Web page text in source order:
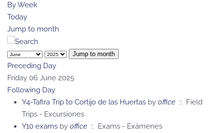
By Week
Today
Jump to month
Jump to month
Preceding Day
Friday 06 June 2025
Following Day
Y4-Tafira Trip to Cortijo de las Huertas by office :: Field
Trips - Excursiones
Y10 exams by office :: Exams - Exámenes